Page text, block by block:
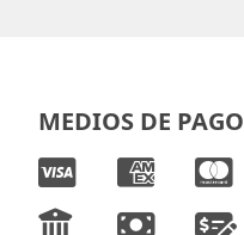
MEDIOS DE PAGO